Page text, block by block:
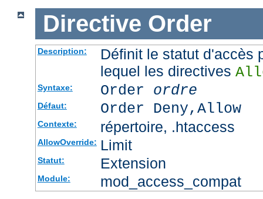
Directive Order
Description:
Définit le statut d'accès
lequel les directives
Syntaxe: Order ordre
Défaut: Order Deny,Allow
Contexte: répertoire, .htaccess
AllowOverride: Limit
Statut: Extension
Module: mod_access_compat